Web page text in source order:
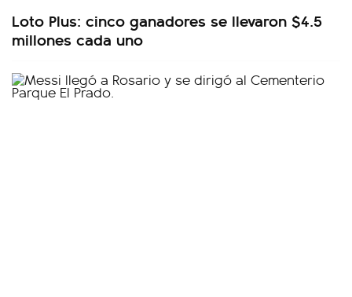
Loto Plus: cinco ganadores se llevaron $4.5
millones cada uno